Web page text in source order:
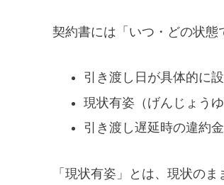
契約書には「いつ・どの状態
引き渡し日が具体的に
現状有姿（げんじょう
引き渡し遅延時の違約
「現状有姿」とは、現状の